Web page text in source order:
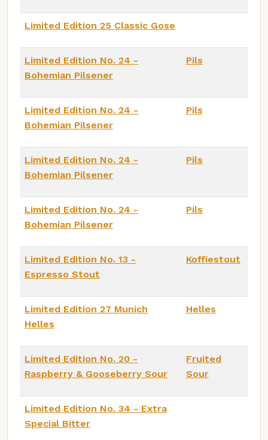
Limited Edition 25 Classic Gose
Limited Edition No. 24 -
Bohemian Pilsener
Pils
Limited Edition No. 24 -
Bohemian Pilsener
Pils
Limited Edition No. 24 -
Bohemian Pilsener
Pils
Limited Edition No. 24 -
Bohemian Pilsener
Pils
Limited Edition No. 13 -
Espresso Stout
Koffiestout
Limited Edition 27 Munich
Helles
Helles
Limited Edition No. 20 -
Raspberry & Gooseberry Sour
Fruited
Sour
Limited Edition No. 34 - Extra
Special Bitter